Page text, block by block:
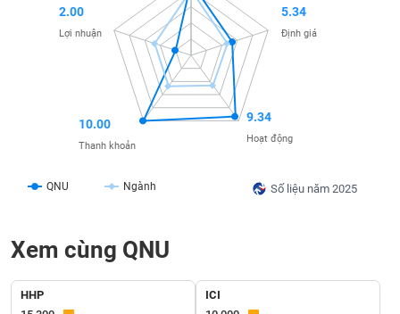
Số liệu năm 2025
QNU Ngành
5.34
Định giá
9.34
Hoạt động
10.00
Thanh khoản
2.00
Lợi nhuận
Xem cùng QNU
HHP
ICI
THÔNG
DỊCH